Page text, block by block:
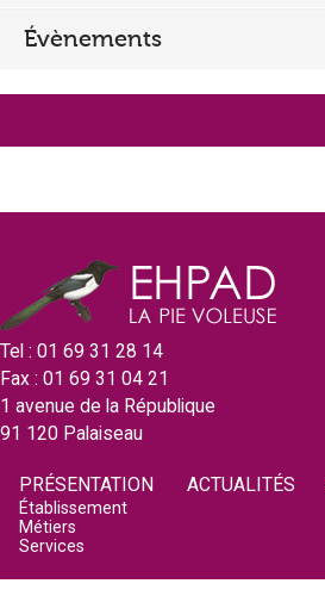
e
Évènements
Tel : 01 69 31 28 14
Fax : 01 69 31 04 21
1 avenue de la République
91 120 Palaiseau
PRÉSENTATION
Établissement
Métiers
Services
ACTUALITÉS